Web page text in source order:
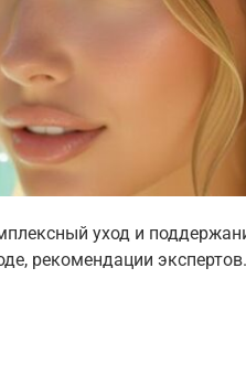
уход и
рекомендации экспертов.